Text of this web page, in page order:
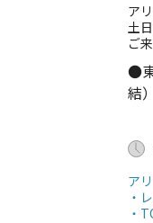
ア
土
ご
●
結）
ア
・
・